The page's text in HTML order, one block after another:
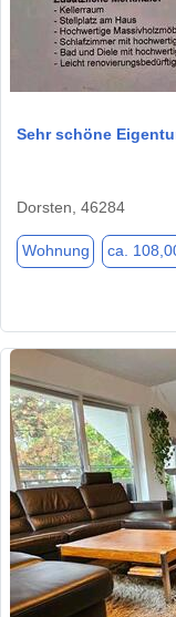
Sehr schöne
Dorsten, 46284
Wohnung ca.